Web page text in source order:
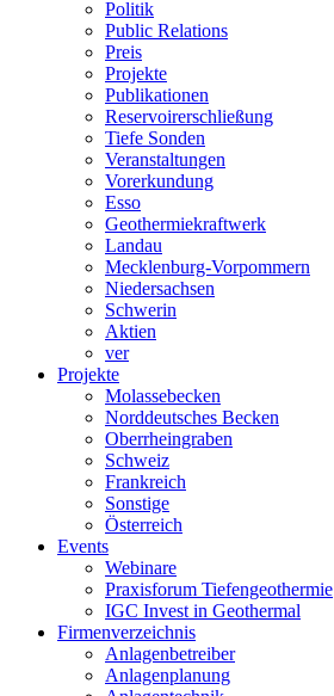
Politik
Public Relations
Preis
Projekte
Publikationen
Reservoirerschließung
Tiefe Sonden
Veranstaltungen
Vorerkundung
Esso
Geothermiekraftwerk
Landau
Mecklenburg-Vorpommern
Niedersachsen
Schwerin
Aktien
ver
Projekte
Molassebecken
Norddeutsches Becken
Oberrheingraben
Schweiz
Frankreich
Sonstige
Österreich
Events
Webinare
Praxisforum Tiefengeothermie
IGC Invest in Geothermal
Firmenverzeichnis
Anlagenbetreiber
Anlagenplanung